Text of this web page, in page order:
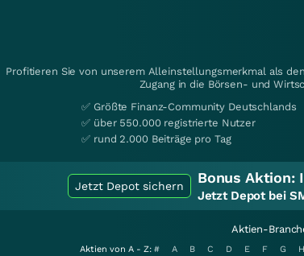
Profitieren Sie von unserem Alleinstellungsmerkmal als
Zugang in die Börsen- und
✅ Größte Finanz-Community Deutschlands
✅ über 550.000 registrierte Nutzer
✅ rund 2.000 Beiträge pro Tag
Jetzt Depot sichern Bonus Aktion:
Jetzt Depot bei
Aktien-
Aktien von A - Z: # A B C D E F G H